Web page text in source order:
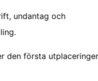
undantag och
den första